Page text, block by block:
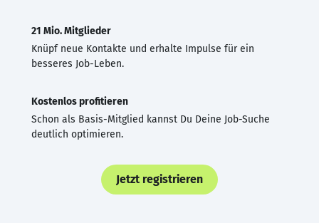
21 Mio. Mitglieder
Knüpf neue Kontakte und erhalte Impulse für ein
besseres Job-Leben.
Kostenlos profitieren
Schon als Basis-Mitglied kannst Du Deine Job-Suche
deutlich optimieren.
Jetzt registrieren